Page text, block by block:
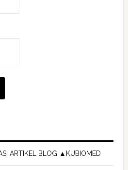
ARTIKEL BLOG ▲KUBIOMED